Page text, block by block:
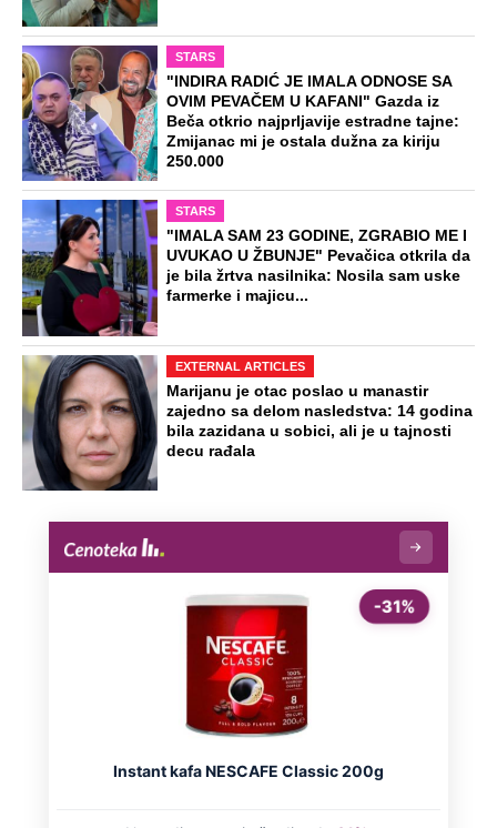
STARS
"INDIRA RADIĆ JE IMALA ODNOSE SA
OVIM PEVAČEM U KAFANI" Gazda iz
Beča otkrio najprljavije estradne tajne:
Zmijanac mi je ostala dužna za kiriju
250.000
STARS
"IMALA SAM 23 GODINE, ZGRABIO ME I
UVUKAO U ŽBUNJE" Pevačica otkrila da
je bila žrtva nasilnika: Nosila sam uske
farmerke i majicu...
EXTERNAL ARTICLES
Marijanu je otac poslao u manastir
zajedno sa delom nasledstva: 14 godina
bila zazidana u sobici, ali je u tajnosti
decu rađala